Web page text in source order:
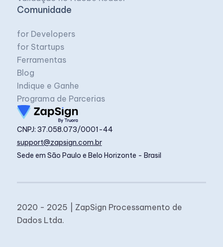
CNPJ: 37.058.073/0001-44
support@zapsign.com.br
Sede em São Paulo e Belo Horizonte - Brasil
Comunidade
for Developers
for Startups
Ferramentas
Blog
Indique e Ganhe
Programa de Parcerias
2020 - 2025 | ZapSign Processamento de
Dados Ltda.